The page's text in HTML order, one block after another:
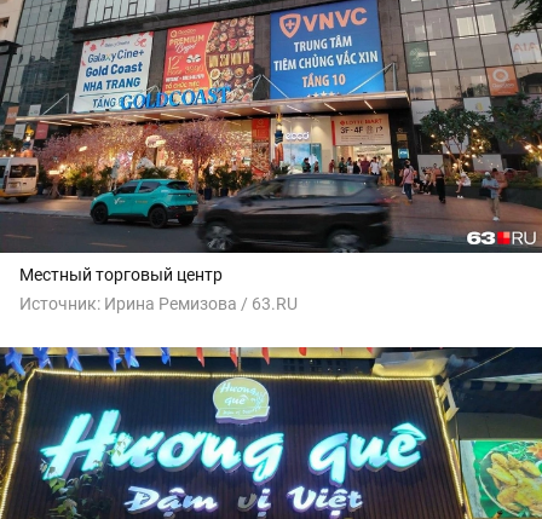
Местный торговый центр
Источник: Ирина Ремизова / 63.RU